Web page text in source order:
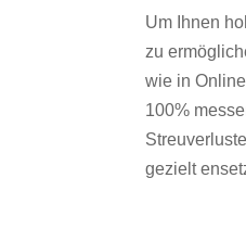
Um Ihnen
zu
wie in
100%
gezielt